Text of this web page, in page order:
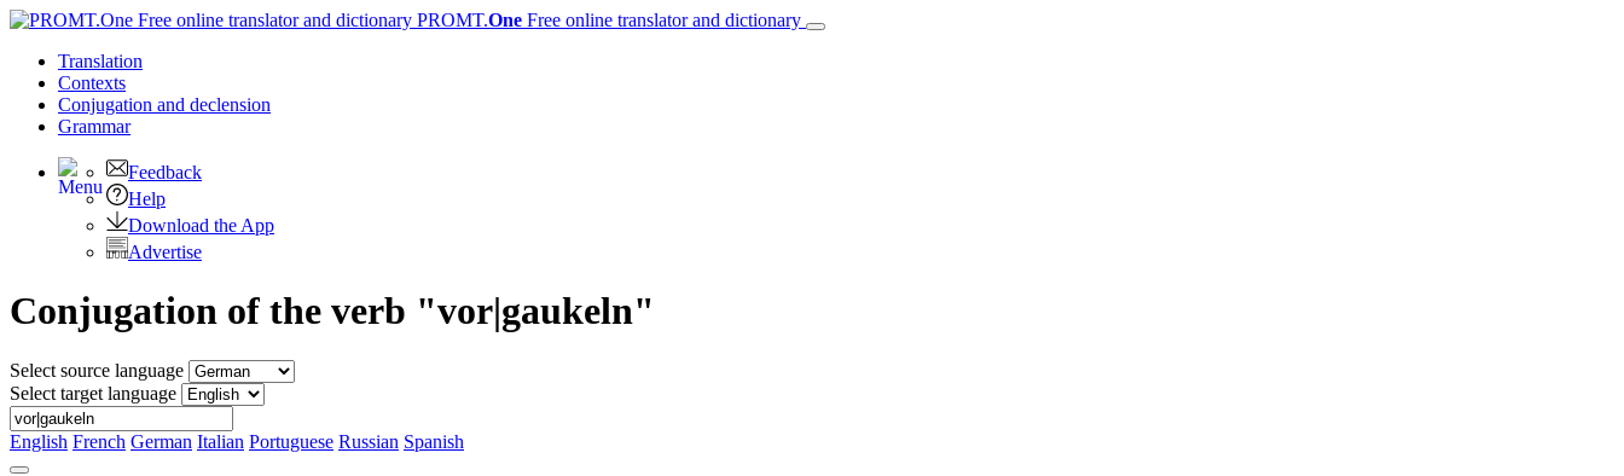
PROMT.One Free online translator and dictionary
Translation
Contexts
Conjugation and declension
Grammar
Feedback
Help
Download the App
Advertise
Conjugation of the verb "vor|gaukeln"
Select source language
Select target language
English French German Italian Portuguese Russian Spanish